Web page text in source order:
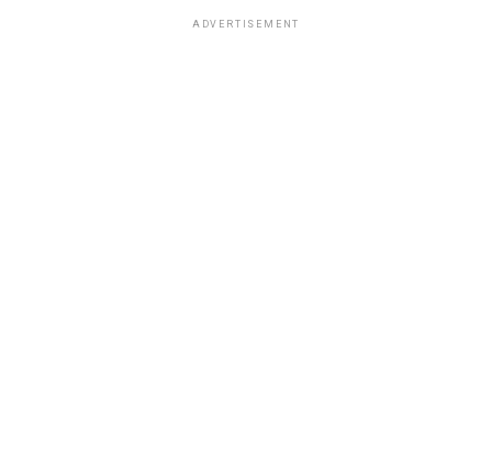
ADVERTISEMENT